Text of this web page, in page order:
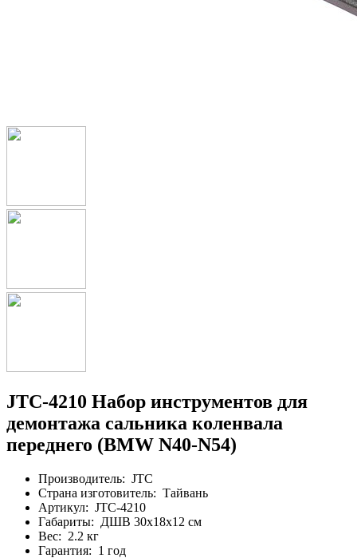
JTC-4210 Набор инструментов для
демонтажа сальника коленвала
переднего (BMW N40-N54)
Производитель: JTC
Страна изготовитель: Тайвань
Артикул: JTC-4210
Габариты: ДШВ 30х18х12 см
Вес: 2.2 кг
Гарантия: 1 год